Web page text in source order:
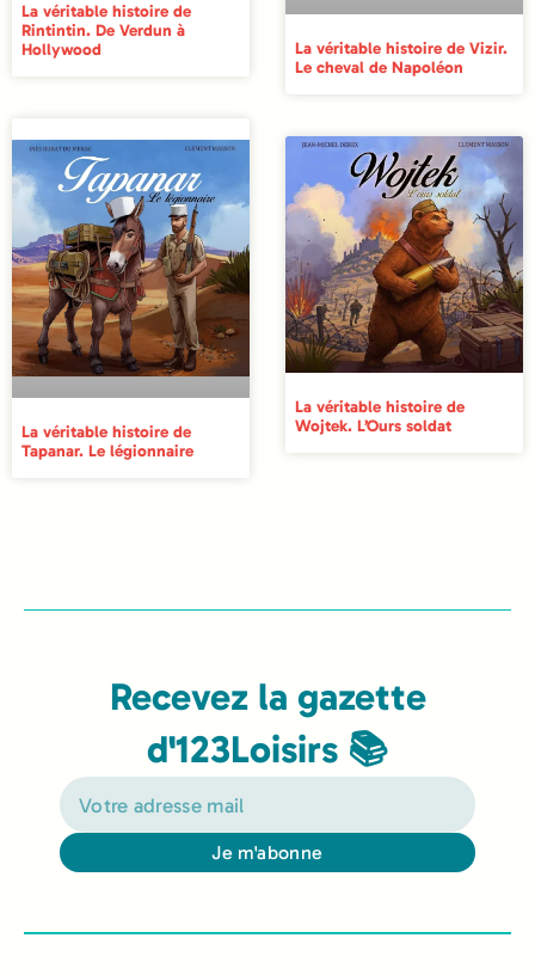
La véritable histoire de
Rintintin. De Verdun à
Hollywood
La véritable histoire de Vizir.
Le cheval de Napoléon
La véritable histoire de
Tapanar. Le légionnaire
La véritable histoire de
Wojtek. L’Ours soldat
Recevez la gazette
d'123Loisirs 📚
Je m'abonne